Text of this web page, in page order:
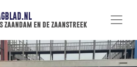
en de zaanstreek